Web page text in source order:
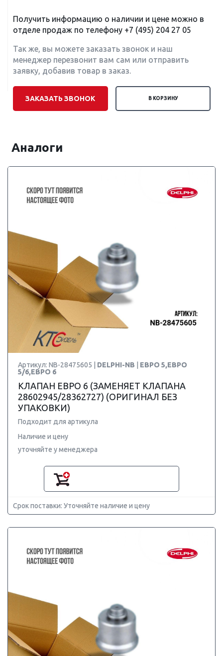
Получить информацию о наличии и цене можно в
отделе продаж по телефону +7 (495) 204 27 05
Так же, вы можете заказать звонок и наш
менеджер перезвонит вам сам или отправить
заявку, добавив товар в заказ.
ЗАКАЗАТЬ ЗВОНОК В КОРЗИНУ
Аналоги
Артикул: NB-28475605 | DELPHI-NB
ЕВРО 5,ЕВРО
5/6,ЕВРО 6
КЛАПАН ЕВРО 6 (ЗАМЕНЯЕТ КЛАПАНА
28602945/28362727) (ОРИГИНАЛ БЕЗ
УПАКОВКИ)
Подходит для артикула
Наличие и цену
уточняйте у менеджера
Срок поставки: Уточняйте наличие и цену